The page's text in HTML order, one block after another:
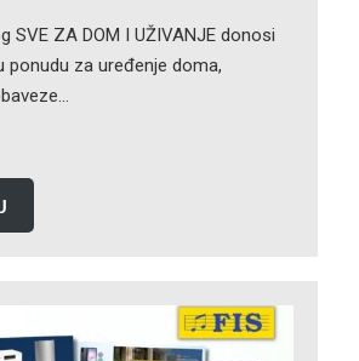
SVE ZA DOM I UŽIVANJE donosi
ponudu za uređenje doma,